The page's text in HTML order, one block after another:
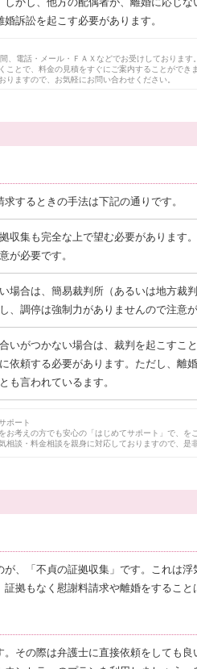
訴訟を起こす必要があります。
、電話・メール・ＦＡＸなどでお受けしております
ことで、料金の見積をすぐにご案内することができ
りますので、お気軽にお問い合わせください。
するときの手法は下記の通りです。
収集も完全な上で望む必要があります
が必要です。
場合は、簡易裁判所（あるいは地方裁
、調停は強制力がありませんので注意が
いがつかない場合は、裁判を起こすこ
依頼する必要があります。ただし、離
も言われているます。
ポート
お考えの方でも安心の「はじめてサポート」で、を
相談・料金相談を親身に対応しておりますので、是
、「不貞の証拠収集」です。これは
拠もなく慰謝料請求や離婚をすること
その際は弁護士に直接依頼をしても良